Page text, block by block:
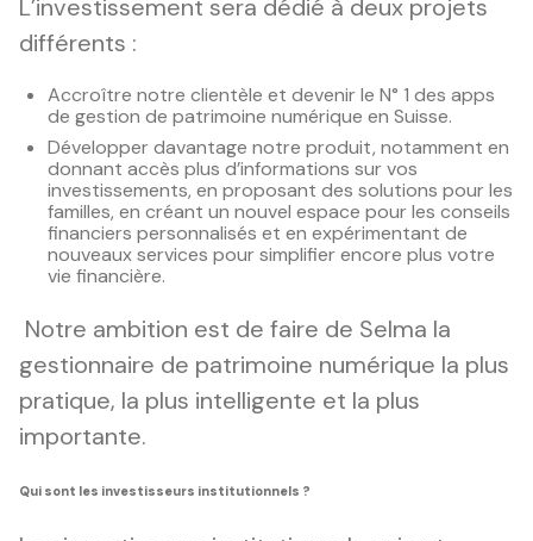
L’investissement sera dédié à deux projets
différents :
Accroître notre clientèle et devenir le N° 1 des apps
de gestion de patrimoine numérique en Suisse.
Développer davantage notre produit, notamment en
donnant accès plus d’informations sur vos
investissements, en proposant des solutions pour les
familles, en créant un nouvel espace pour les conseils
financiers personnalisés et en expérimentant de
nouveaux services pour simplifier encore plus votre
vie financière.
Notre ambition est de faire de Selma la
gestionnaire de patrimoine numérique la plus
pratique, la plus intelligente et la plus
importante.
Qui sont les investisseurs institutionnels ?